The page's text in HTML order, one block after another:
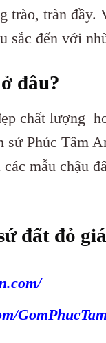
trào, tràn
sắc đến với
đâu?
chất lượng
Phúc Tâm
mẫu chậu
đất đỏ